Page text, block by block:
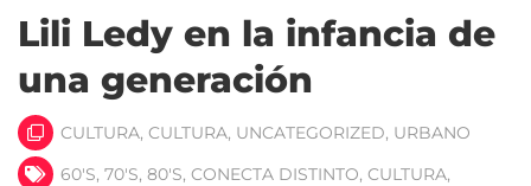
Lili Ledy en la infancia de
una generación
CULTURA, CULTURA, UNCATEGORIZED, URBANO
60'S, 70'S, 80'S, CONECTA DISTINTO, CULTURA,